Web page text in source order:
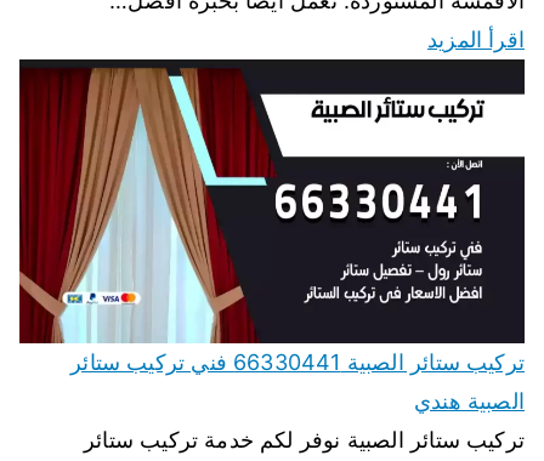
اقرأ المزيد
تركيب ستائر الصبية 66330441 فني تركيب ستائر
الصبية هندي
تركيب ستائر الصبية نوفر لكم خدمة تركيب ستائر